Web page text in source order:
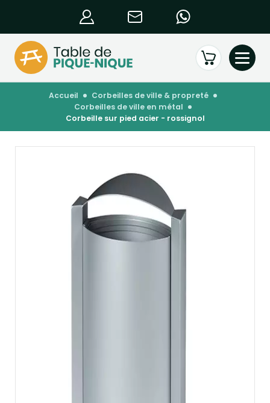
accueil
corbeilles de ville & propreté
corbeilles de ville en métal
corbeille sur pied acier - rossignol